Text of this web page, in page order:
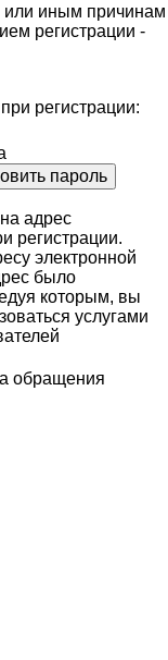
или иным причинам
регистрации -
регистрации:
адрес
регистрации.
электронной
было
которым, вы
услугами
обращения